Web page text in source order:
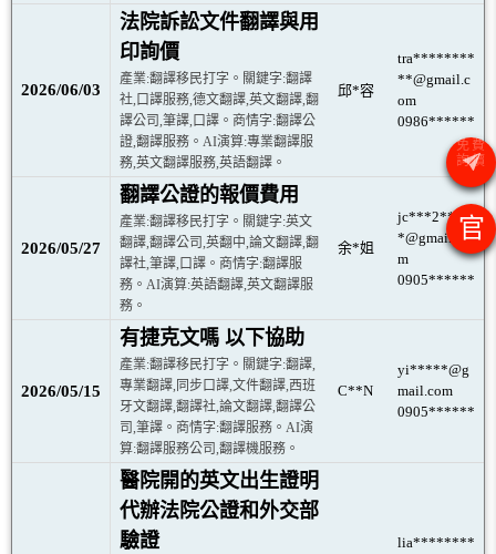
2026/06/03
法院訴訟文件翻譯與用
印詢價
產業:翻譯移民打字。關鍵字:翻譯
社,口譯服務,德文翻譯,英文翻譯,翻
譯公司,筆譯,口譯。商情字:翻譯公
證,翻譯服務。AI演算:專業翻譯服
務,英文翻譯服務,英語翻譯。
邱*容
tra********
**@gmail.c
om
0986******
2026/05/27
翻譯公證的報價費用
產業:翻譯移民打字。關鍵字:英文
翻譯,翻譯公司,英翻中,論文翻譯,翻
譯社,筆譯,口譯。商情字:翻譯服
務。AI演算:英語翻譯,英文翻譯服
務。
余*姐
jc***2****
*@gmail.co
m
0905******
2026/05/15
有捷克文嗎 以下協助
產業:翻譯移民打字。關鍵字:翻譯,
專業翻譯,同步口譯,文件翻譯,西班
牙文翻譯,翻譯社,論文翻譯,翻譯公
司,筆譯。商情字:翻譯服務。AI演
算:翻譯服務公司,翻譯機服務。
C**N
yi*****@g
mail.com
0905******
醫院開的英文出生證明
代辦法院公證和外交部
驗證
lia********
官